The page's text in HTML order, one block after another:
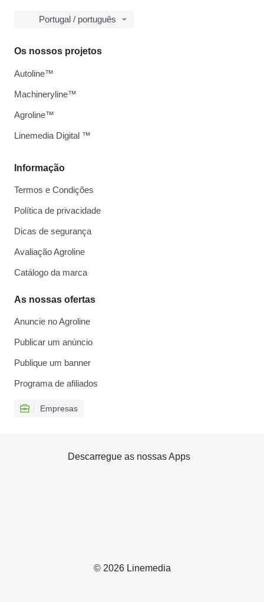
Portugal / português
Informação
Termos e Condições
Política de privacidade
Dicas de segurança
Avaliação Agroline
Catálogo da marca
As nossas ofertas
Anuncie no Agroline
Publicar um anúncio
Publique um banner
Programa de afiliados
Empresas
Os nossos projetos
Autoline™
Machineryline™
Agroline™
Linemedia Digital ™
© 2026 Linemedia
Descarregue as nossas Apps